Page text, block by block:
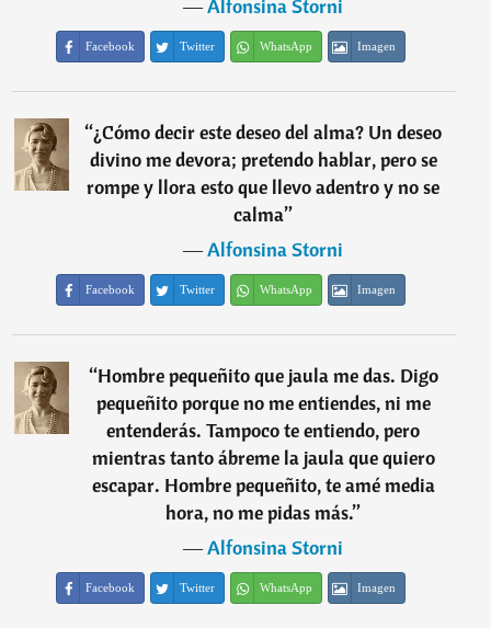
―Alfonsina Storni
Facebook Twitter WhatsApp Imagen
“¿Cómo decir este deseo del alma? Un deseo
divino me devora; pretendo hablar, pero se
rompe y llora esto que llevo adentro y no se
calma”
―Alfonsina Storni
Facebook Twitter WhatsApp Imagen
“Hombre pequeñito que jaula me das. Digo
pequeñito porque no me entiendes, ni me
entenderás. Tampoco te entiendo, pero
mientras tanto ábreme la jaula que quiero
escapar. Hombre pequeñito, te amé media
hora, no me pidas más.”
―Alfonsina Storni
Facebook Twitter WhatsApp Imagen